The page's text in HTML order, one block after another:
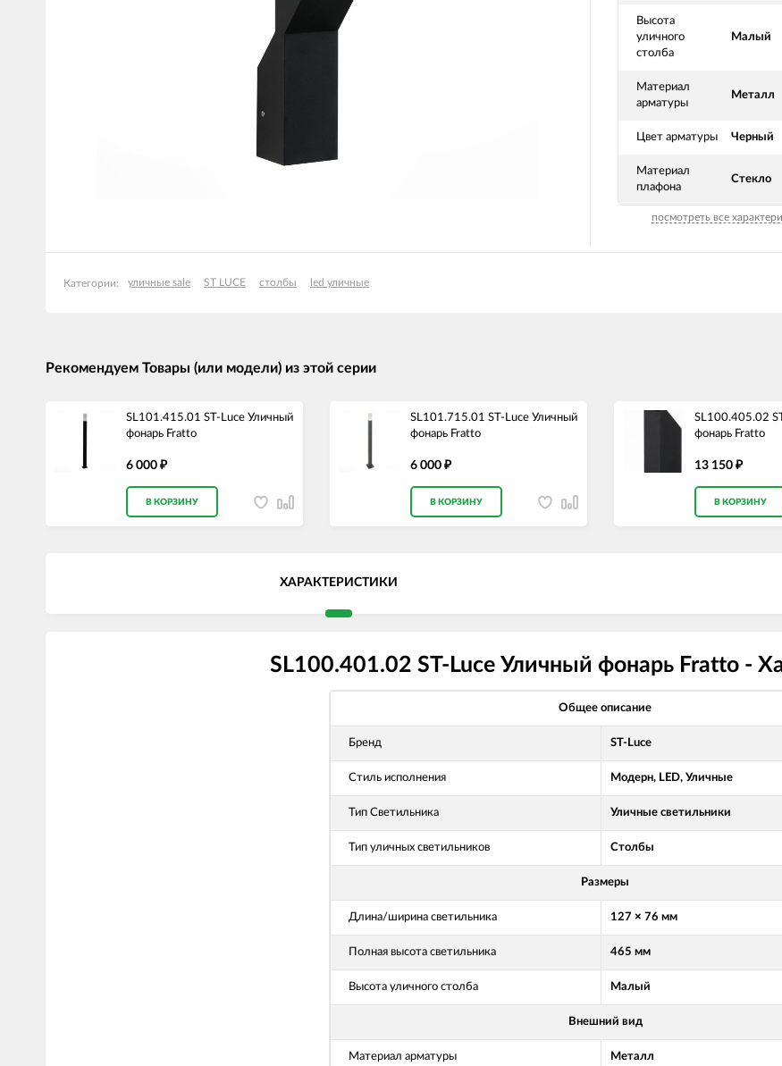
Высота
уличного
столба
Малый
Материал
арматуры
Металл
Цвет арматуры Черный
Материал
плафона
Стекло
посмотреть все
Категории: уличные sale ST LUCE столбы led уличные
Рекомендуем Товары (или модели) из этой серии
SL101.415.01 ST-Luce Уличный
фонарь Fratto
6 000 ₽
В КОРЗИНУ
SL101.715.01 ST-Luce Уличный
фонарь Fratto
6 000 ₽
В КОРЗИНУ
SL100.405.02
фонарь Fratto
13 150 ₽
В КОРЗИНУ
ХАРАКТЕРИСТИКИ
SL100.401.02 ST-Luce Уличный фонарь Fratto -
Общее описание
Бренд ST-Luce
Стиль исполнения Модерн, LED, Уличные
Тип Светильника Уличные светильники
Тип уличных светильников Столбы
Размеры
Длина/ширина светильника 127 × 76 мм
Полная высота светильника 465 мм
Высота уличного столба Малый
Внешний вид
Материал арматуры Металл